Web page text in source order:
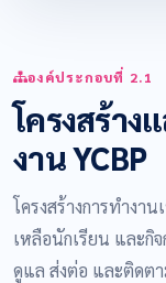
องค์ประกอบที่ 2.1
โครงสร้าง
งาน YCBP
โครงสร้างการทำงา
เหลือนักเรียน และกิ
ดูแล ส่งต่อ และติดตา